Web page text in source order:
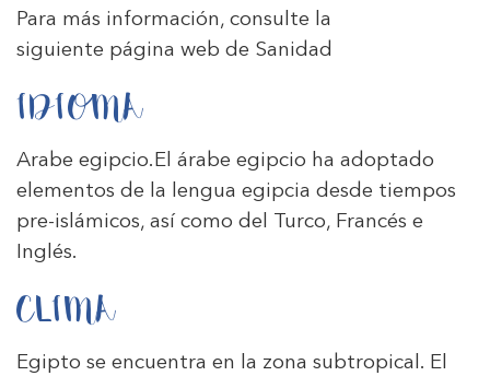
Para más información, consulte la
siguiente página web de Sanidad
IDIOMA
Arabe egipcio.El árabe egipcio ha adoptado
elementos de la lengua egipcia desde tiempos
pre-islámicos, así como del Turco, Francés e
Inglés.
CLIMA
Egipto se encuentra en la zona subtropical. El